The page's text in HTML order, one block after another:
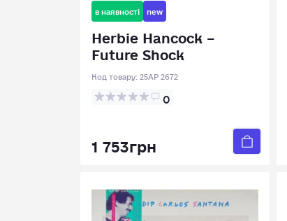
в наявності new
Herbie Hancock –
Future Shock
Код товару:25AP 2672
0
1 753грн